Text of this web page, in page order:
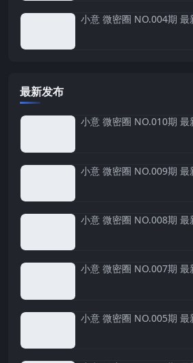
小意 微密圈 NO.004期
最新发布
小意 微密圈 NO.010期 最
小意 微密圈 NO.009期 最
小意 微密圈 NO.008期
小意 微密圈 NO.007期
小意 微密圈 NO.005期